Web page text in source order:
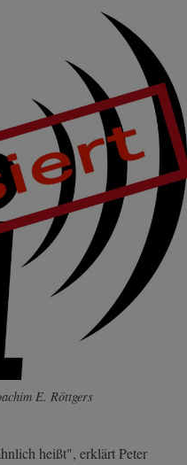
E. Röttgers
heißt", erklärt Peter